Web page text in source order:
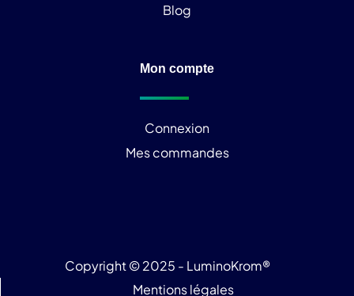
Blog
Mon compte
Connexion
Mes commandes
Copyright © 2025 - LuminoKrom®
Mentions légales